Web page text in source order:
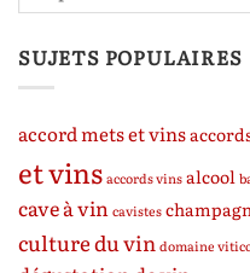
SUJETS POPULAIRES
accord mets et vins
et vinsaccords vinsalcool
cave à vin cavistes
culture du vin domaine